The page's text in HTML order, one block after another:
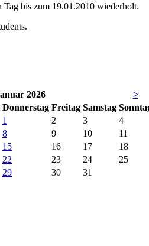
Tag bis zum 19.01.2010 wiederholt.
2026
>
Donnerstag Freitag Samstag So
1
2 3
4
8 9 10
11
15 16 17
18
22 23 24
25
29 30
31